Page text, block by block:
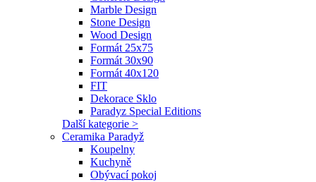
Marble Design
Stone Design
Wood Design
Formát 25x75
Formát 30x90
Formát 40x120
FIT
Dekorace Sklo
Paradyz Special Editions
Další kategorie >
Ceramika Paradyž
Koupelny
Kuchyně
Obývací pokoj